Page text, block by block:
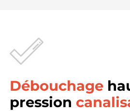
Débouchage
pression